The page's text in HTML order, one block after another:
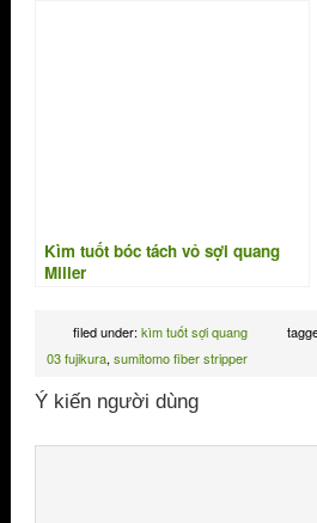
Kìm tuốt bóc tách vỏ sợi quang
Miller
filed under: kìm tuốt sợi quang
03 fujikura, sumitomo fiber stripper
Ý kiến người dùng